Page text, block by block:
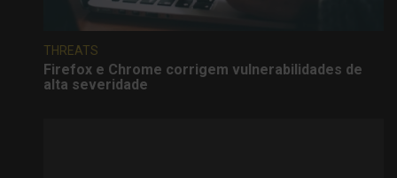
THREATS
Firefox e Chrome corrigem vulnerabilidades de
alta severidade